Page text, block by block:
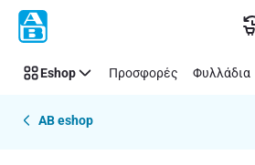
Παράλειψη
Eshop Προσφορές Φυλλάδια
AB eshop